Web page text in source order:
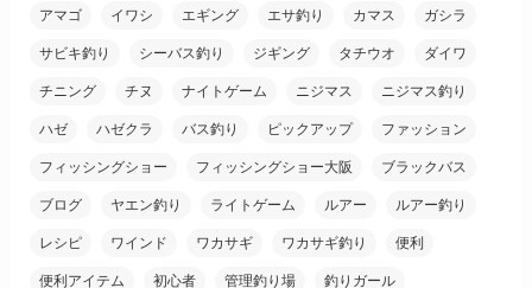
アマゴ イワシ エギング エサ釣り カマス ガシラ
サビキ釣り シーバス釣り ジギング タチウオ ダイワ
チニング チヌ ナイトゲーム ニジマス ニジマス釣り
ハゼ ハゼクラ バス釣り ピックアップ ファッション
フィッシングショー フィッシングショー大阪 ブラックバス
ブログ ヤエン釣り ライトゲーム ルアー ルアー釣り
レシピ ワインド ワカサギ ワカサギ釣り 便利
便利アイテム 初心者 管理釣り場 釣りガール